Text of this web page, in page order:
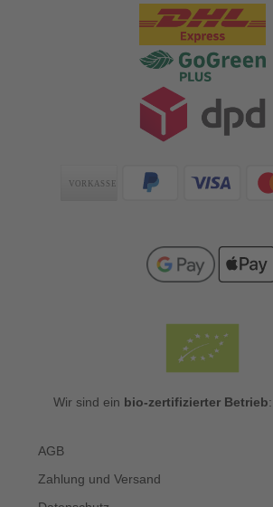
Wir sind ein bio-zertifizierter Betrieb
AGB
Zahlung und Versand